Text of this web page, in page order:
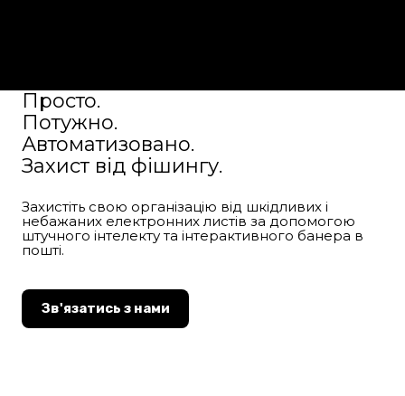
Просто.
Потужно.
Автоматизовано.
Захист від фішингу.
Захистіть свою організацію від шкідливих і
небажаних електронних листів за допомогою
штучного інтелекту та інтерактивного банера в
пошті.
Зв'язатись з нами